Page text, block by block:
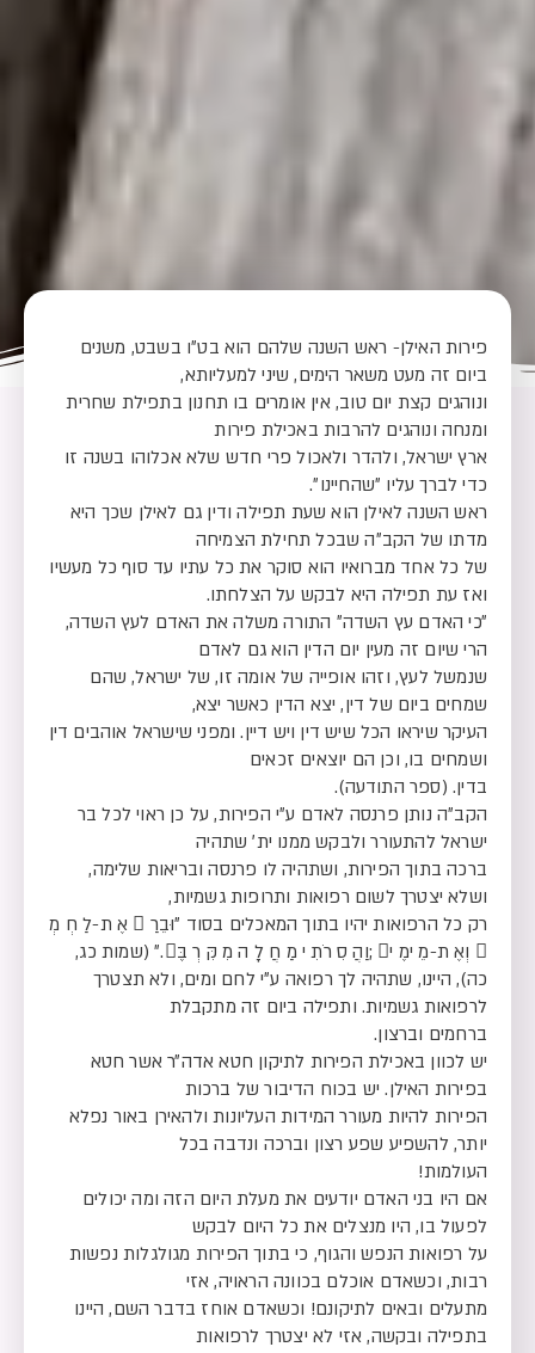
פירות האילן- ראש השנה שלהם הוא בט״ו בשבט, משנים
ביום זה מעט משאר הימים, שיני למעליותא,
ונוהגים קצת יום טוב, אין אומרים בו תחנון בתפילת שחרית
ומנחה ונוהגים להרבות באכילת פירות
ארץ ישראל, ולהדר ולאכול פרי חדש שלא אכלוהו בשנה זו
כדי לברך עליו ״שהחיינו״.
ראש השנה לאילן הוא שעת תפילה ודין גם לאילן שכך היא
מדתו של הקב״ה שבכל תחילת הצמיחה
של כל אחד מברואיו הוא סוקר את כל עתיו עד סוף כל מעשיו
ואז עת תפילה היא לבקש על הצלחתו.
״כי האדם עץ השדה״ התורה משלה את האדם לעץ השדה,
הרי שיום זה מעין יום הדין הוא גם לאדם
שנמשל לעץ, וזהו אופייה של אומה זו, של ישראל, שהם
שמחים ביום של דין, יצא הדין כאשר יצא,
העיקר שיראו הכל שיש דין ויש דיין. ומפני שישראל אוהבים דין
ושמחים בו, וכן הם יוצאים זכאים
בדין. (ספר התודעה).
הקב״ה נותן פרנסה לאדם ע״י הפירות, על כן ראוי לכל בר
ישראל להתעורר ולבקש ממנו ית׳ שתהיה
ברכה בתוך הפירות, ושתהיה לו פרנסה ובריאות שלימה,
ושלא יצטרך לשום רפואות ותרופות גשמיות,
רק כל הרפואות יהיו בתוך המאכלים בסוד ״וּבֵרַ  אֶ ת-לַ חְ מְ
 וְאֶ ת-מֵ ימֶ י ;וַהֲ סִ רֹתִ י מַ חֲ לָ ה מִ קִּ רְ בֶּ.״ (שמות כג,
כה), היינו, שתהיה לך רפואה ע״י לחם ומים, ולא תצטרך
לרפואות גשמיות. ותפילה ביום זה מתקבלת
ברחמים וברצון.
יש לכוון באכילת הפירות לתיקון חטא אדה״ר אשר חטא
בפירות האילן. יש בכוח הדיבור של ברכות
הפירות להיות מעורר המידות העליונות ולהאירן באור נפלא
יותר, להשפיע שפע רצון וברכה ונדבה בכל
העולמות!
אם היו בני האדם יודעים את מעלת היום הזה ומה יכולים
לפעול בו, היו מנצלים את כל היום לבקש
על רפואות הנפש והגוף, כי בתוך הפירות מגולגלות נפשות
רבות, וכשאדם אוכלם בכוונה הראויה, אזי
מתעלים ובאים לתיקונם! וכשאדם אוחז בדבר השם, היינו
בתפילה ובקשה, אזי לא יצטרך לרפואות